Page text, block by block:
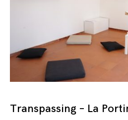
Transpassing – La